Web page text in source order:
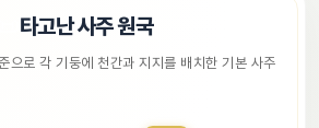
타고난 사주 원국
으로 각 기둥에 천간과 지지를 배치한 기본 사주